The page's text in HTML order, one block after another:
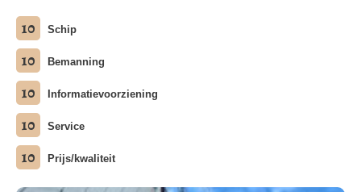
10 Schip
10 Bemanning
10 Informatievoorziening
10 Service
10 Prijs/kwaliteit